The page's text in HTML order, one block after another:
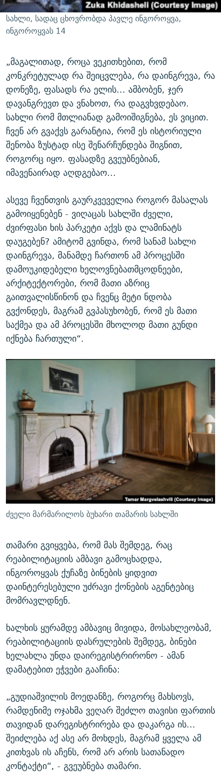
სახლი, სადაც ცხოვრობდა პავლე ინგოროყვა,
ინგოროყვას 14
„მაგალითად, როცა ვეკითხებით, რომ
კონკრეტულად რა შეიცვლება, რა დაინგრევა, რა
დონეზე, ფასადს რა ელის... ამბობენ, ჯერ
დავანგრევთ და ვნახოთ, რა დაგვხვდებაო.
სახლი რომ მთლიანად გამოიშიგნება, ეს ვიცით.
ჩვენ არ გვაქვს გარანტია, რომ ეს ისტორიული
შენობა ზუსტად ისე შენარჩუნდება შიგნით,
როგორც იყო. ფასადზე გვეუბნებიან,
იმავენაირად აღდგებაო...
ასევე ჩვენთვის გაურკვეველია როგორ მასალას
გამოიყენებენ - ვიღაცას სახლში ძველი,
ძვირფასი ხის პარკეტი აქვს და ლამინატს
დაუგებენ? ამიტომ გვინდა, რომ სანამ სახლი
დაინგრევა, მანამდე ჩართონ ამ პროცესში
დამოუკიდებელი ხელოვნებათმცოდნეები,
არქიტექტორები, რომ მათი აზრიც
გაითვალისწინონ და ჩვენც მეტი ნდობა
გვქონდეს, მაგრამ გვპასუხობენ, რომ ეს მათი
საქმეა და ამ პროცესში მხოლოდ მათი გუნდი
იქნება ჩართული“.
ძველი მარმარილოს ბუხარი თამარის სახლში
თამარი გვიყვება, რომ მას შემდეგ, რაც
რეაბილიტაციის ამბავი გამოცხადდა,
ინგოროყვას ქუჩაზე ბინების ყიდვით
დაინტერესებული უძრავი ქონების აგენტებიც
მომრავლდნენ.
ხალხის ყურამდე ამბავიც მივიდა, მოსახლეობამ,
რეაბილიტაციის დასრულების შემდეგ, ბინები
ხელახლა უნდა დაირეგისტრირონო - ამან
დამატებით ეჭვები გააჩინა:
„გუდიაშვილის მოედანზე, როგორც მახსოვს,
რამდენიმე ოჯახმა ვეღარ შეძლო თავისი ფართის
თავიდან დარეგისტრირება და დაკარგა ის...
შეიძლება აქ ასე არ მოხდეს, მაგრამ ყველა ამ
კითხვას ის აჩენს, რომ არ არის სათანადო
კონტაქტი“, - გვეუბნება თამარი.